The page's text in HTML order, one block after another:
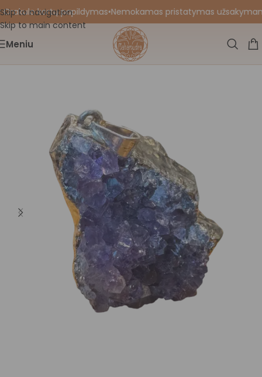
Skip to navigation
Skip to main content
kortų papildymas•Nemokamas pristatymas
Meniu